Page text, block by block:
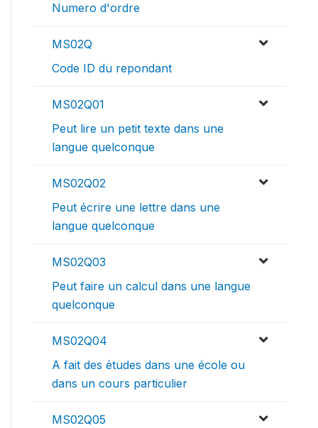
Numero d'ordre
MS02Q
Code ID du repondant
MS02Q01
Peut lire un petit texte dans une
langue quelconque
MS02Q02
Peut écrire une lettre dans une
langue quelconque
MS02Q03
Peut faire un calcul dans une langue
quelconque
MS02Q04
A fait des études dans une école ou
dans un cours particulier
MS02Q05